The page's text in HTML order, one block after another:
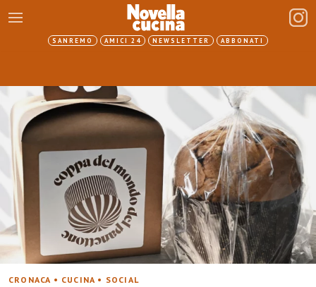
SANREMO AMICI 24 NEWSLETTER ABBONATI
CRONACA • CUCINA • SOCIAL